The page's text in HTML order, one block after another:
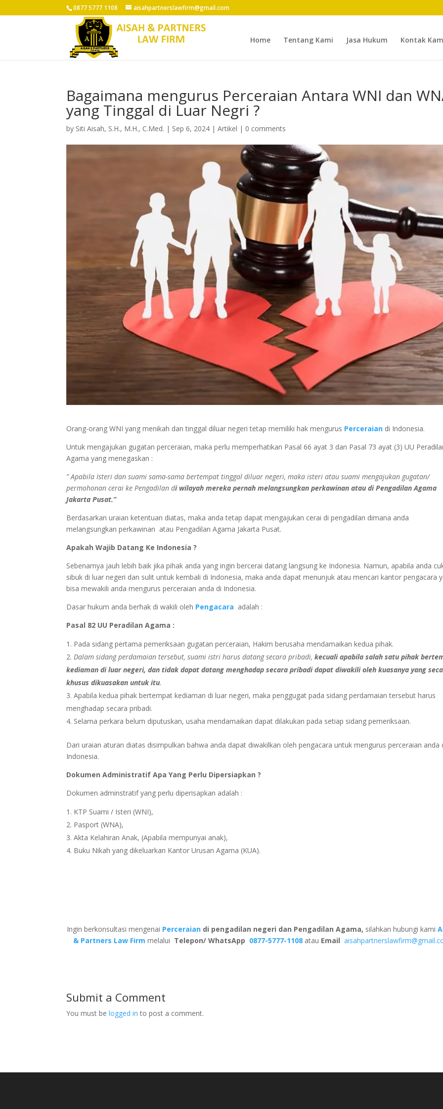
0877 5777 1108 aisahpartnerslawfirm@gmail.com
Home Tentang Kami Jasa Hukum Kontak
Bagaimana mengurus Perceraian Antara WNI dan
yang Tinggal di Luar Negri ?
by Siti Aisah, S.H., M.H., C.Med. | Sep 6, 2024 |Artikel | 0 comments
Orang-orang WNI yang menikah dan tinggal diluar negeri tetap memiliki hak mengurus Perceraian di Indonesia.
Untuk mengajukan gugatan perceraian, maka perlu memperhatikan Pasal 66 ayat 3 dan Pasal 73 ayat (3) UU
Agama yang menegaskan :
” Apabila Isteri dan suami sama-sama bertempat tinggal diluar negeri, maka isteri atau suami mengajukan gugatan/
permohonan cerai ke Pengadilan di wilayah mereka pernah melangsungkan perkawinan atau di Pengadilan Agama
Jakarta Pusat.”
Berdasarkan uraian ketentuan diatas, maka anda tetap dapat mengajukan cerai di pengadilan dimana anda
melangsungkan perkawinan atau Pengadilan Agama Jakarta Pusat.
Apakah Wajib Datang Ke Indonesia ?
Sebenarnya jauh lebih baik jika pihak anda yang ingin bercerai datang langsung ke Indonesia. Namun, apabila anda
sibuk di luar negeri dan sulit untuk kembali di Indonesia, maka anda dapat menunjuk atau mencari kantor pengacara
bisa mewakili anda mengurus perceraian anda di Indonesia.
Dasar hukum anda berhak di wakili oleh Pengacara adalah :
Pasal 82 UU Peradilan Agama :
Pada sidang pertama pemeriksaan gugatan perceraian, Hakim berusaha mendamaikan kedua pihak.
Dalam sidang perdamaian tersebut, suami istri harus datang secara pribadi,kecuali apabila salah satu pihak
kediaman di luar negeri, dan tidak dapat datang menghadap secara pribadi dapat diwakili oleh kuasanya yang
khusus dikuasakan untuk itu.
Apabila kedua pihak bertempat kediaman di luar negeri, maka penggugat pada sidang perdamaian tersebut harus
menghadap secara pribadi.
Selama perkara belum diputuskan, usaha mendamaikan dapat dilakukan pada setiap sidang pemeriksaan.
Dari uraian aturan diatas disimpulkan bahwa anda dapat diwakilkan oleh pengacara untuk mengurus perceraian anda
Indonesia.
Dokumen Administratif Apa Yang Perlu Dipersiapkan ?
Dokumen adminstratif yang perlu diperisapkan adalah :
KTP Suami / Isteri (WNI),
Pasport (WNA),
Akta Kelahiran Anak, (Apabila mempunyai anak),
Buku Nikah yang dikeluarkan Kantor Urusan Agama (KUA).
Ingin berkonsultasi mengenai Perceraian di pengadilan negeri dan Pengadilan Agama, silahkan hubungi kami
& Partners Law Firm melalui Telepon/ WhatsApp 0877-5777-1108 atau Email
Submit a Comment
You must belogged in to post a comment.